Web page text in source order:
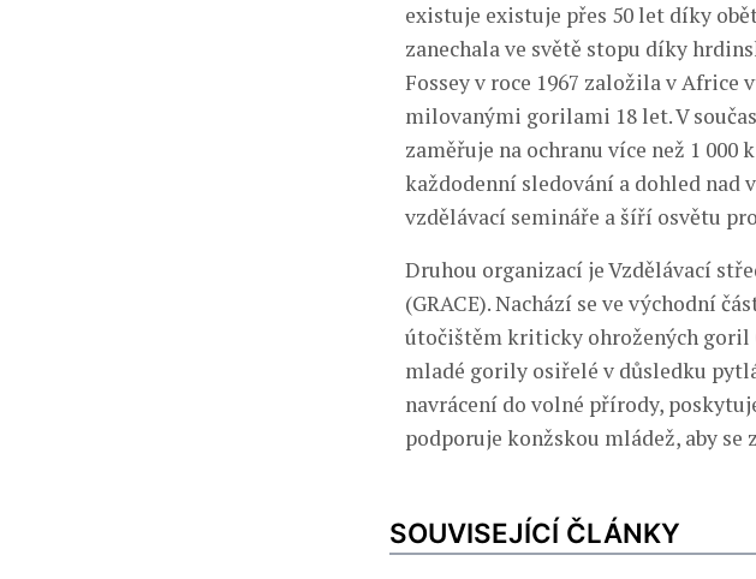
existuje existuje přes 50 let díky
zanechala ve světě stopu díky
Fossey v roce 1967 založila v Africe
milovanými gorilami 18 let. V
zaměřuje na ochranu více než 1
každodenní sledování a dohled nad
vzdělávací semináře a šíří osvětu
Druhou organizací je Vzdělávací
(GRACE). Nachází se ve východní
útočištěm kriticky ohrožených goril
mladé gorily osiřelé v důsledku
navrácení do volné přírody,
podporuje konžskou mládež, aby
SOUVISEJÍCÍ ČLÁNKY